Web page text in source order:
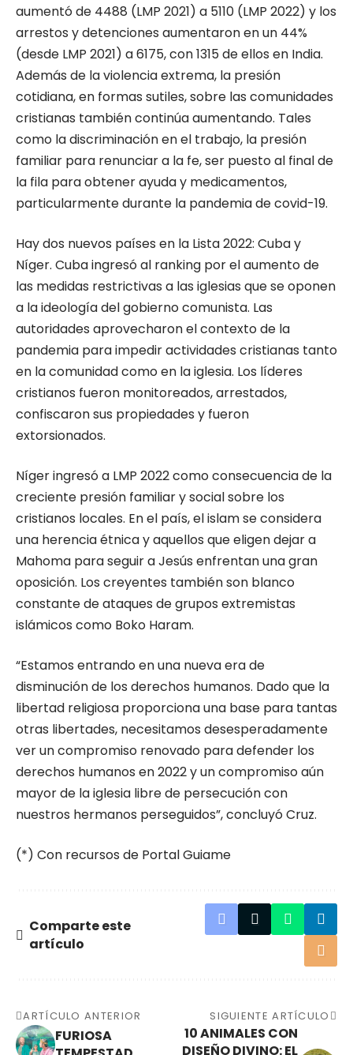
aumentó de 4488 (LMP 2021) a 5110 (LMP 2022) y los
arrestos y detenciones aumentaron en un 44%
(desde LMP 2021) a 6175, con 1315 de ellos en India.
Además de la violencia extrema, la presión
cotidiana, en formas sutiles, sobre las comunidades
cristianas también continúa aumentando. Tales
como la discriminación en el trabajo, la presión
familiar para renunciar a la fe, ser puesto al final de
la fila para obtener ayuda y medicamentos,
particularmente durante la pandemia de covid-19.
Hay dos nuevos países en la Lista 2022: Cuba y
Níger. Cuba ingresó al ranking por el aumento de
las medidas restrictivas a las iglesias que se oponen
a la ideología del gobierno comunista. Las
autoridades aprovecharon el contexto de la
pandemia para impedir actividades cristianas tanto
en la comunidad como en la iglesia. Los líderes
cristianos fueron monitoreados, arrestados,
confiscaron sus propiedades y fueron
extorsionados.
Níger ingresó a LMP 2022 como consecuencia de la
creciente presión familiar y social sobre los
cristianos locales. En el país, el islam se considera
una herencia étnica y aquellos que eligen dejar a
Mahoma para seguir a Jesús enfrentan una gran
oposición. Los creyentes también son blanco
constante de ataques de grupos extremistas
islámicos como Boko Haram.
“Estamos entrando en una nueva era de
disminución de los derechos humanos. Dado que la
libertad religiosa proporciona una base para tantas
otras libertades, necesitamos desesperadamente
ver un compromiso renovado para defender los
derechos humanos en 2022 y un compromiso aún
mayor de la iglesia libre de persecución con
nuestros hermanos perseguidos”, concluyó Cruz.
(*) Con recursos de Portal Guiame
Comparte este
artículo
ARTÍCULO ANTERIOR
FURIOSA
SIGUIENTE ARTÍCULO
10 ANIMALES CON
DISEÑO DIVINO: EL